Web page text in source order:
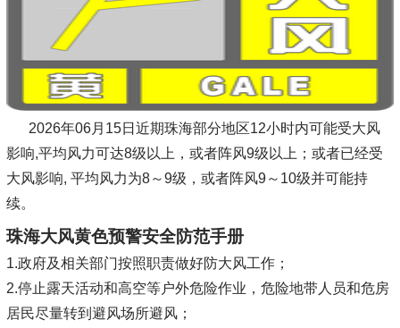
2026年06月15日近期珠海部分地区12小时内可能受大风
影响,平均风力可达8级以上，或者阵风9级以上；或者已经受
大风影响, 平均风力为8～9级，或者阵风9～10级并可能持
续。
珠海大风黄色预警安全防范手册
1.政府及相关部门按照职责做好防大风工作；
2.停止露天活动和高空等户外危险作业，危险地带人员和危房
居民尽量转到避风场所避风；